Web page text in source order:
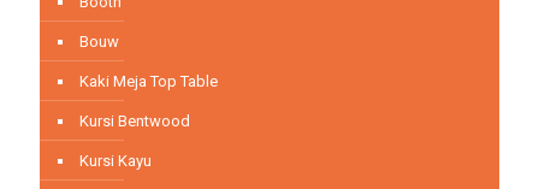
Bouw
Kaki Meja Top Table
Kursi Bentwood
Kursi Kayu